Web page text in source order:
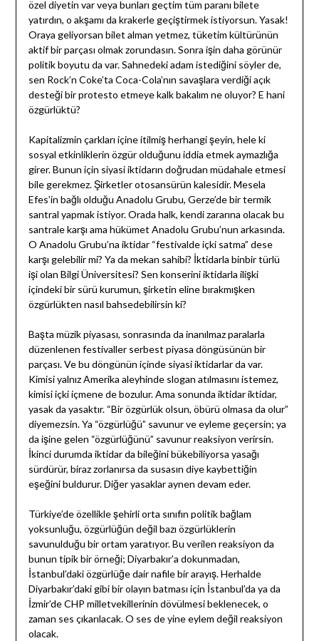
özel diyetin var veya bunları geçtim tüm paranı bilete
yatırdın, o akşamı da krakerle geçiştirmek istiyorsun. Yasak!
Oraya geliyorsan bilet alman yetmez, tüketim kültürünün
aktif bir parçası olmak zorundasın. Sonra işin daha görünür
politik boyutu da var. Sahnedeki adam istediğini söyler de,
sen Rock’n Coke’ta Coca-Cola’nın savaşlara verdiği açık
desteği bir protesto etmeye kalk bakalım ne oluyor? E hani
özgürlüktü?
Kapitalizmin çarkları içine itilmiş herhangi şeyin, hele ki
sosyal etkinliklerin özgür olduğunu iddia etmek aymazlığa
girer. Bunun için siyasi iktidarın doğrudan müdahale etmesi
bile gerekmez. Şirketler otosansürün kalesidir. Mesela
Efes’in bağlı olduğu Anadolu Grubu, Gerze’de bir termik
santral yapmak istiyor. Orada halk, kendi zararına olacak bu
santrale karşı ama hükümet Anadolu Grubu’nun arkasında.
O Anadolu Grubu’na iktidar “festivalde içki satma” dese
karşı gelebilir mi? Ya da mekan sahibi? İktidarla binbir türlü
işi olan Bilgi Üniversitesi? Sen konserini iktidarla ilişki
içindeki bir sürü kurumun, şirketin eline bırakmışken
özgürlükten nasıl bahsedebilirsin ki?
Başta müzik piyasası, sonrasında da inanılmaz paralarla
düzenlenen festivaller serbest piyasa döngüsünün bir
parçası. Ve bu döngünün içinde siyasi iktidarlar da var.
Kimisi yalnız Amerika aleyhinde slogan atılmasını istemez,
kimisi içki içmene de bozulur. Ama sonunda iktidar iktidar,
yasak da yasaktır. “Bir özgürlük olsun, öbürü olmasa da olur”
diyemezsin. Ya “özgürlüğü” savunur ve eyleme geçersin; ya
da işine gelen “özgürlüğünü” savunur reaksiyon verirsin.
İkinci durumda iktidar da bileğini bükebiliyorsa yasağı
sürdürür, biraz zorlanırsa da susasın diye kaybettiğin
eşeğini buldurur. Diğer yasaklar aynen devam eder.
Türkiye’de özellikle şehirli orta sınıfın politik bağlam
yoksunluğu, özgürlüğün değil bazı özgürlüklerin
savunulduğu bir ortam yaratıyor. Bu verilen reaksiyon da
bunun tipik bir örneği; Diyarbakır’a dokunmadan,
İstanbul’daki özgürlüğe dair nafile bir arayış. Herhalde
Diyarbakır’daki gibi bir olayın batması için İstanbul’da ya da
İzmir’de CHP milletvekillerinin dövülmesi beklenecek, o
zaman ses çıkarılacak. O ses de yine eylem değil reaksiyon
olacak.